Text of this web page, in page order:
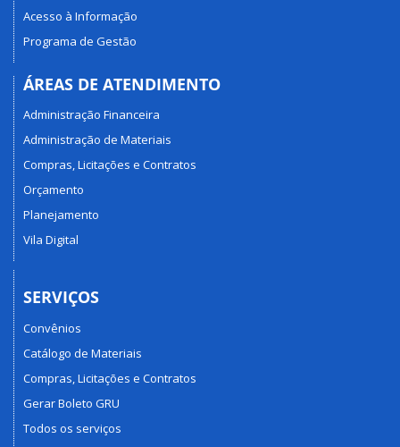
Acesso à Informação
Programa de Gestão
ÁREAS DE ATENDIMENTO
Administração Financeira
Administração de Materiais
Compras, Licitações e Contratos
Orçamento
Planejamento
Vila Digital
SERVIÇOS
Convênios
Catálogo de Materiais
Compras, Licitações e Contratos
Gerar Boleto GRU
Todos os serviços